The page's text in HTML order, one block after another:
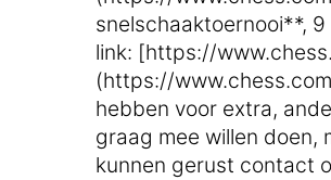
snelschaaktoernooi**,
link: [https://
(https://
hebben voor extra,
graag mee willen doen,
kunnen gerust contact